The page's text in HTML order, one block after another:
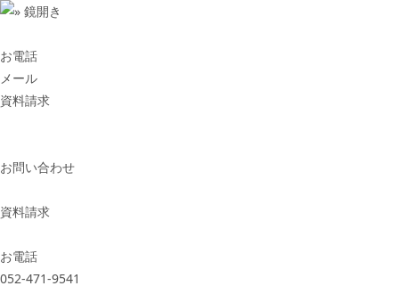
お電話
メール
資料請求
お問い合わせ
資料請求
お電話
052-471-9541